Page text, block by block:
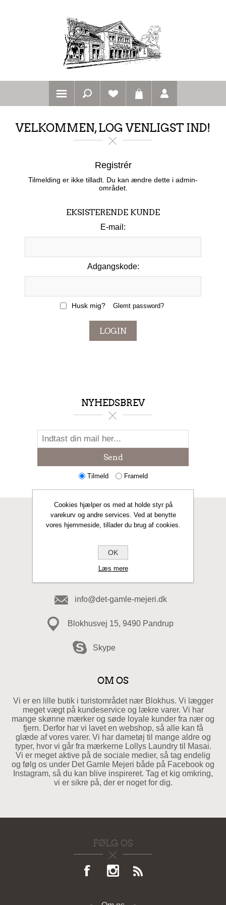
VELKOMMEN, LOG VENLIGST IND!
Registrér
Tilmelding er ikke tilladt. Du kan ændre dette i admin-
området.
EKSISTERENDE KUNDE
E-mail:
Adgangskode:
Husk mig? Glemt password?
LOGIN
NYHEDSBREV
Send
Tilmeld Frameld
KONTAKT OS
info@det-gamle-mejeri.dk
Blokhusvej 15, 9490 Pandrup
Skype
OM OS
Vi er en lille butik i turistområdet nær Blokhus. Vi lægger
meget vægt på kundeservice og lækre varer. Vi har
mange skønne mærker og søde loyale kunder fra nær og
fjern. Derfor har vi lavet en webshop, så alle kan få
glæde af vores varer. Vi har dametøj til mange aldre og
typer, hvor vi går fra mærkerne Lollys Laundry til Masai.
Vi er meget aktive på de sociale medier, så tag endelig
og følg os under Det Gamle Mejeri både på Facebook og
Instagram, så du kan blive inspireret. Tag et kig omkring,
vi er sikre på, der er noget for dig.
FØLG OS
Cookies hjælper os med at holde styr på
varekurv og andre services. Ved at benytte
vores hjemmeside, tillader du brug af cookies.
OK
Læs mere